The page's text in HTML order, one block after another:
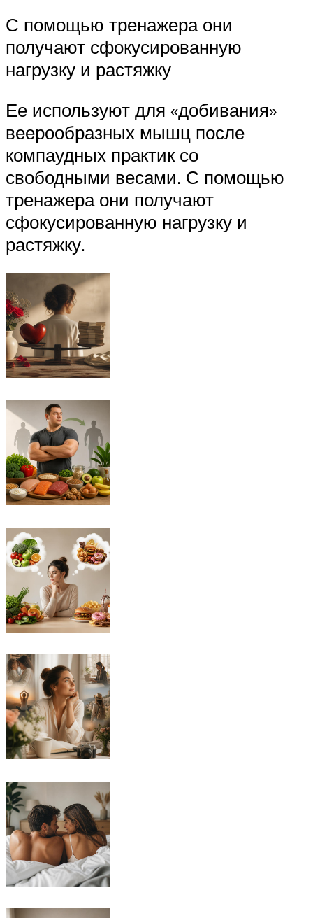
С помощью тренажера они
получают сфокусированную
нагрузку и растяжку
Ее используют для «добивания»
веерообразных мышц после
компаудных практик со
свободными весами. С помощью
тренажера они получают
сфокусированную нагрузку и
растяжку.